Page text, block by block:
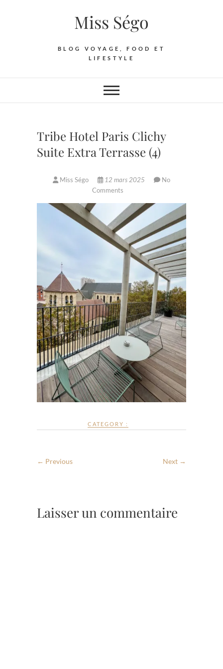
Miss Ségo
BLOG VOYAGE, FOOD ET
LIFESTYLE
Tribe Hotel Paris Clichy
Suite Extra Terrasse (4)
Miss Ségo 12 mars 2025
No
Comments
CATEGORY :
← Previous Next →
Laisser un commentaire